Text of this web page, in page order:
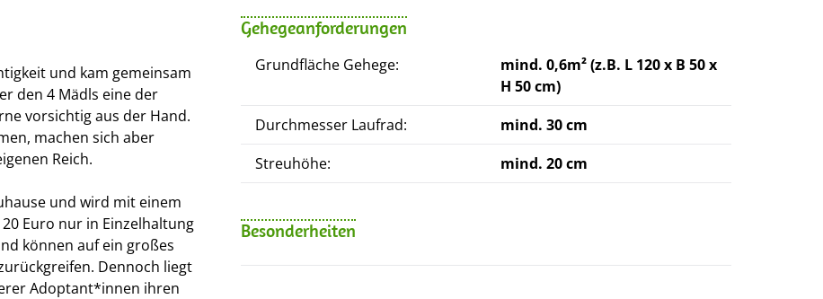
und kam gemeinsam
den 4 Mädls eine der
vorsichtig aus der Hand.
machen sich aber
Reich.
und wird mit einem
Euro nur in Einzelhaltung
können auf ein großes
Dennoch liegt
Adoptant*innen ihren
Gehegeanforderungen
Grundfläche Gehege:
mind. 0,6m² (z.B. L 120 x B 50 x
H 50 cm)
Durchmesser Laufrad:
mind. 30 cm
Streuhöhe:
mind. 20 cm
Besonderheiten